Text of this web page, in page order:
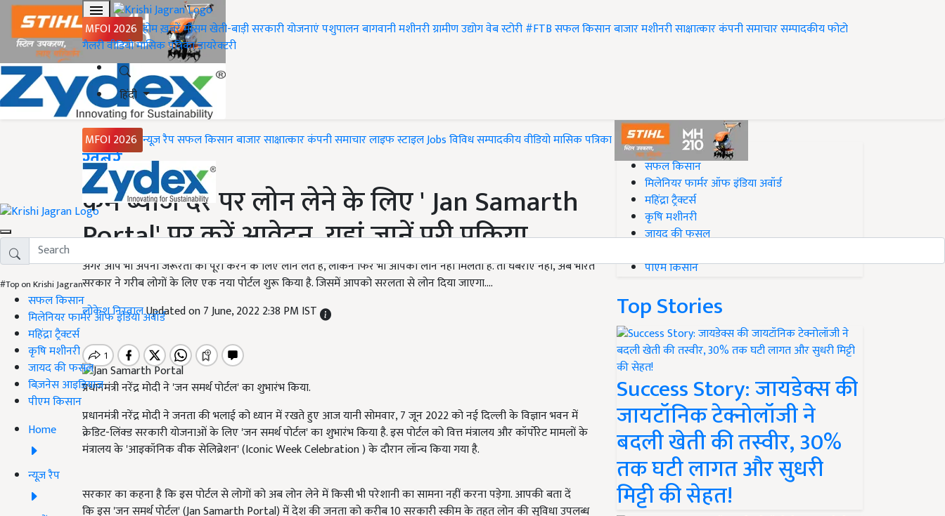
MFOI 2026 होमख़बरेंमौसमखेती-बाड़ीसरकारी योजनाएंपशुपालनबागवानीमशीनरीग्रामीण उद्योगवेब स्टोरी#FTBसफल किसानबाजारमशीनरीसाक्षात्कारकंपनी समाचारसम्पादकीयफोटो
गैलरीवीडियोमासिक पत्रिकाडायरेक्टरी
हिंदी
MFOI 2026 न्यूज़ रैपसफल किसानबाजारसाक्षात्कारकंपनी समाचारलाइफ स्टाइलJobsविविधसम्पादकीयवीडियोमासिक पत्रिका
#Top on Krishi Jagran
सफल किसान
मिलेनियर फार्मर ऑफ इंडिया अवॉर्ड
महिंद्रा ट्रैक्टर्स
कृषि मशीनरी
जायद की फसल
बिज़नेस आइडियाज
पीएम किसान
Home
न्यूज़ रैप
Home
ख़बरें
कम ब्याज दर पर लोन लेने के लिए ' Jan Samarth
Portal' पर करें आवेदन, यहां जानें पूरी प्रक्रिया
अगर आप भी अपनी जरूरतों को पूरा करने के लिए लोन लेते हैं, लेकिन फिर भी आपको लोन नहीं मिलता है. तो घबराए नहीं, अब भारत
सरकार ने गरीब लोगों के लिए एक नया पोर्टल शुरू किया है. जिसमें आपको सरलता से लोन दिया जाएगा....
लोकेश निरवालUpdated on 7 June, 2022 2:38 PM IST
प्रधानमंत्री नरेंद्र मोदी ने 'जन समर्थ पोर्टल' का शुभारंभ किया.
प्रधानमंत्री नरेंद्र मोदी ने जनता की भलाई को ध्यान में रखते हुए आज यानी सोमवार, 7 जून 2022 को नई दिल्ली के विज्ञान भवन में
क्रेडिट-लिंक्ड सरकारी योजनाओं के लिए 'जन समर्थ पोर्टल' का शुभारंभ किया है. इस पोर्टल को वित्त मंत्रालय और कॉर्पोरेट मामलों के
मंत्रालय के 'आइकॉनिक वीक सेलिब्रेशन' (Iconic Week Celebration ) के दौरान लॉन्च किया गया है.
सरकार का कहना है कि इस पोर्टल से लोगों को अब लोन लेने में किसी भी परेशानी का सामना नहीं करना पड़ेगा. आपकी बता दें
कि इस 'जन समर्थ पोर्टल' (Jan Samarth Portal) में देश की जनता को करीब 10 सरकारी स्कीम के तहत लोन की सुविधा उपलब्ध
#Top on Krishi Jagran
सफल किसान
मिलेनियर फार्मर ऑफ इंडिया अवॉर्ड
महिंद्रा ट्रैक्टर्स
कृषि मशीनरी
जायद की फसल
पीएम किसान
Top Stories
Success Story: जायडेक्स की
जायटॉनिक टेक्नोलॉजी ने
बदली खेती की तस्वीर, 30%
तक घटी लागत और सुधरी
मिट्टी की सेहत!